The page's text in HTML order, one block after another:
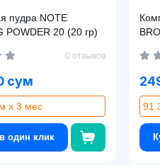
пудра NOTE
POWDER 20 (20 гр)
0 отзывов
сум
x 3 мес
один клик
91